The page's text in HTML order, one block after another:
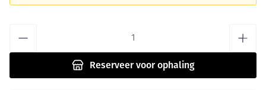
Reserveervoor ophaling